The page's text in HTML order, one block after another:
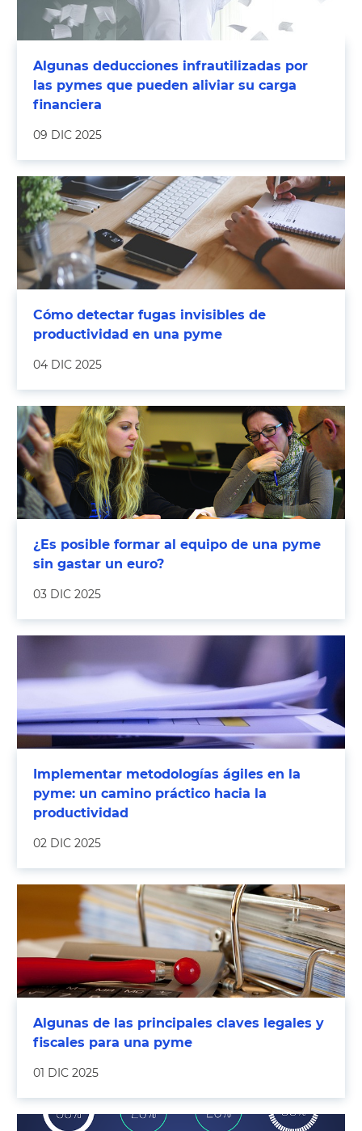
Algunas deducciones infrautilizadas por
las pymes que pueden aliviar su carga
financiera
09 DIC 2025
Cómo detectar fugas invisibles de
productividad en una pyme
04 DIC 2025
¿Es posible formar al equipo de una pyme
sin gastar un euro?
03 DIC 2025
Implementar metodologías ágiles en la
pyme: un camino práctico hacia la
productividad
02 DIC 2025
Algunas de las principales claves legales y
fiscales para una pyme
01 DIC 2025